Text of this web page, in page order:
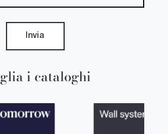
i cataloghi
Invia